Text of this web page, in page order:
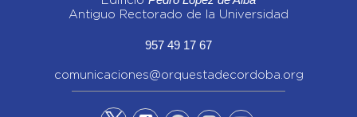
Antiguo Rectorado de la Universidad
957 49 17 67
comunicaciones@orquestadecordoba.org